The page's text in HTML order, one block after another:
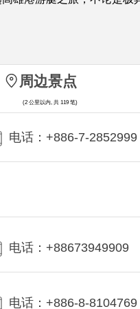
电话：+886-7-2852999
电话：+88673949909
电话：+886-8-8104769
周边景点
(2 公里以内, 共 119 笔)